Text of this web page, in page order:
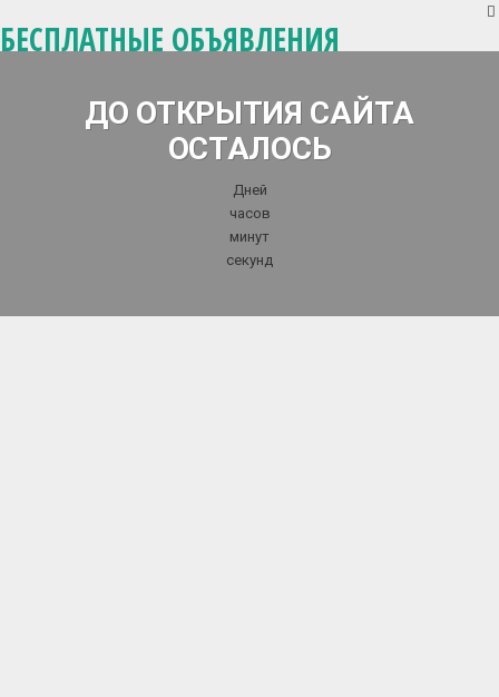
БЕСПЛАТНЫЕ ОБЪЯВЛЕНИЯ
ДО ОТКРЫТИЯ САЙТА
ОСТАЛОСЬ
Дней
часов
минут
секунд